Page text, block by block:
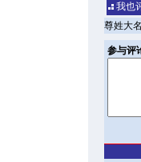
我也
尊姓大
参与评